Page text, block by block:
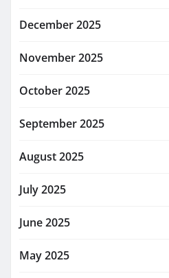
December 2025
November 2025
October 2025
September 2025
August 2025
July 2025
June 2025
May 2025